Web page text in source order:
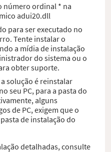
número ordinal * na
adui20.dll
para ser executado no
Tente instalar o
a mídia de instalação
do sistema ou o
obter suporte.
solução é reinstalar
seu PC, para a pasta do
alguns
de PC, exigem que o
de instalação do
detalhadas, consulte